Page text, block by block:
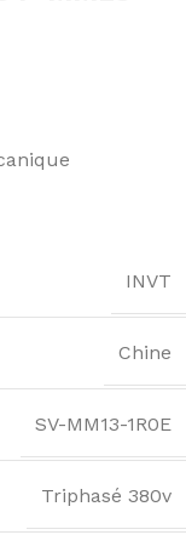
INVT
Chine
SV-MM13-1R0E
Triphasé 380v